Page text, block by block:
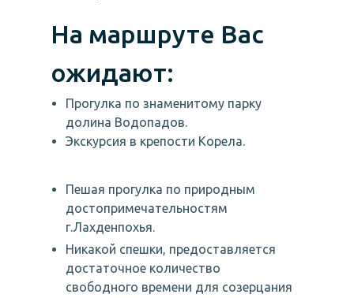
На маршруте Вас
ожидают:
Прогулка по знаменитому парку
долина Водопадов.
Экскурсия в крепости Корела.
Пешая прогулка по природным
достопримечательностям
г.Лахденпохья.
Никакой спешки, предоставляется
достаточное количество
свободного времени для созерцания